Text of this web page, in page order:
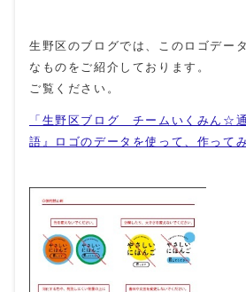
生野区のブログでは、このロゴデー
なものをご紹介しております。
ご覧ください。
「生野区ブログ チームいくみん☆
語』ロゴのデータを使って、作って